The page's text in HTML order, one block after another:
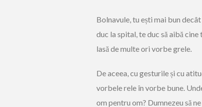
Bolnavule, tu ești mai bun
duc la spital, te duc să aibă
lasă de multe ori vorbe grele.
De aceea, cu gesturile și cu
vorbele rele în vorbe bune.
om pentru om? Dumnezeu să